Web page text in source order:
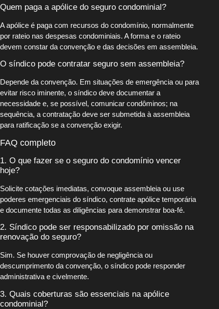
Quem paga a apólice do seguro condominial?
A apólice é paga com recursos do condomínio, normalmente
por rateio nas despesas condominiais. A forma e o rateio
devem constar da convenção e das decisões em assembleia.
O síndico pode contratar seguro sem assembleia?
Depende da convenção. Em situações de emergência ou para
evitar risco iminente, o síndico deve documentar a
necessidade e, se possível, comunicar condôminos; na
sequência, a contratação deve ser submetida à assembleia
para ratificação se a convenção exigir.
FAQ completo
1. O que fazer se o seguro do condomínio vencer
hoje?
Solicite cotações imediatas, convoque assembleia ou use
poderes emergenciais do síndico, contrate apólice temporária
e documente todas as diligências para demonstrar boa-fé.
2. Síndico pode ser responsabilizado por omissão na
renovação do seguro?
Sim. Se houver comprovação de negligência ou
descumprimento da convenção, o síndico pode responder
administrativa e civelmente.
3. Quais coberturas são essenciais na apólice
condominial?